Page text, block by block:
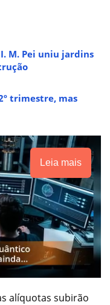
M. Pei uniu jardins
trimestre, mas
Leia mais
alíquotas subirão